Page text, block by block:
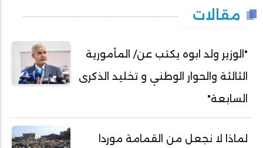
مقالات
"الوزير ولد ابوه يكتب عن/ المأمورية
الثالثة والحوار الوطني و تخليد الذكرى
السابعة"
لماذا لا نجعل من القمامة موردا